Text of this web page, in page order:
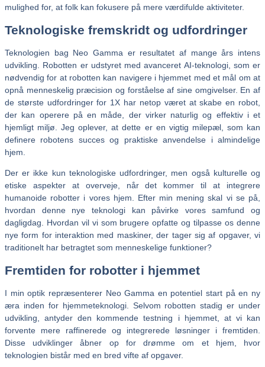
mulighed for, at folk kan fokusere på mere værdifulde aktiviteter.
Teknologiske fremskridt og udfordringer
Teknologien bag Neo Gamma er resultatet af mange års intens
udvikling. Robotten er udstyret med avanceret AI-teknologi, som er
nødvendig for at robotten kan navigere i hjemmet med et mål om at
opnå menneskelig præcision og forståelse af sine omgivelser. En af
de største udfordringer for 1X har netop været at skabe en robot,
der kan operere på en måde, der virker naturlig og effektiv i et
hjemligt miljø. Jeg oplever, at dette er en vigtig milepæl, som kan
definere robotens succes og praktiske anvendelse i almindelige
hjem.
Der er ikke kun teknologiske udfordringer, men også kulturelle og
etiske aspekter at overveje, når det kommer til at integrere
humanoide robotter i vores hjem. Efter min mening skal vi se på,
hvordan denne nye teknologi kan påvirke vores samfund og
dagligdag. Hvordan vil vi som brugere opfatte og tilpasse os denne
nye form for interaktion med maskiner, der tager sig af opgaver, vi
traditionelt har betragtet som menneskelige funktioner?
Fremtiden for robotter i hjemmet
I min optik repræsenterer Neo Gamma en potentiel start på en ny
æra inden for hjemmeteknologi. Selvom robotten stadig er under
udvikling, antyder den kommende testning i hjemmet, at vi kan
forvente mere raffinerede og integrerede løsninger i fremtiden.
Disse udviklinger åbner op for drømme om et hjem, hvor
teknologien bistår med en bred vifte af opgaver.